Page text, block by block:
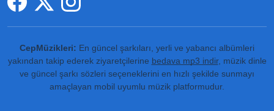
CepMüzikleri: En güncel şarkıları, yerli ve yabancı albümleri
yakından takip ederek ziyaretçilerine bedava mp3 indir, müzik dinle
ve güncel şarkı sözleri seçeneklerini en hızlı şekilde sunmayı
amaçlayan mobil uyumlu müzik platformudur.